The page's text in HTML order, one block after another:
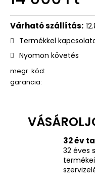
megr. kód:
garancia:
Termékkel
Nyomon követés
32 év
32 éves